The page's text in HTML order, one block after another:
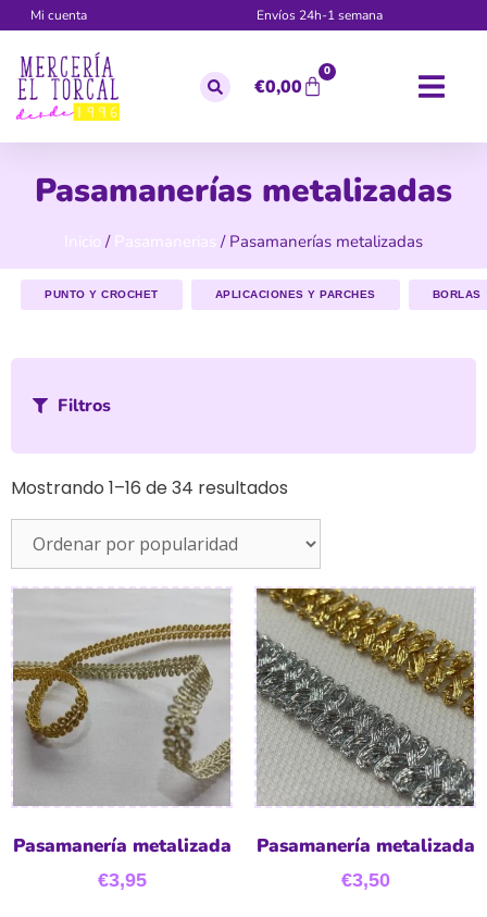
Mi cuenta Envíos 24h-1 semana
€0,00
0
Pasamanerías metalizadas
Inicio / Pasamanerias / Pasamanerías metalizadas
PUNTO Y CROCHET APLICACIONES Y PARCHES BORLAS
Filtros
Mostrando 1–16 de 34 resultados
Pasamanería metalizada
€3,95
Pasamanería metalizada
€3,50